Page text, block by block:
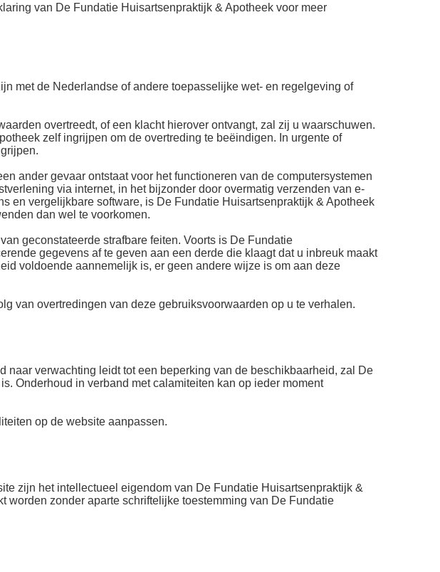
van De Fundatie Huisartsenpraktijk & Apotheek voor meer
met de Nederlandse of andere toepasselijke wet- en regelgeving of
overtreedt, of een klacht hierover ontvangt, zal zij u waarschuwen.
zelf ingrijpen om de overtreding te beëindigen. In urgente of
ander gevaar ontstaat voor het functioneren van de computersystemen
via internet, in het bijzonder door overmatig verzenden van e-
en vergelijkbare software, is De Fundatie Huisartsenpraktijk & Apotheek
dan wel te voorkomen.
geconstateerde strafbare feiten. Voorts is De Fundatie
gegevens af te geven aan een derde die klaagt dat u inbreuk maakt
voldoende aannemelijk is, er geen andere wijze is om aan deze
van overtredingen van deze gebruiksvoorwaarden op u te verhalen.
verwachting leidt tot een beperking van de beschikbaarheid, zal De
Onderhoud in verband met calamiteiten kan op ieder moment
op de website aanpassen.
zijn het intellectueel eigendom van De Fundatie Huisartsenpraktijk &
zonder aparte schriftelijke toestemming van De Fundatie